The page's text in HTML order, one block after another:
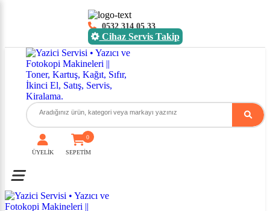
0532 314 05 33
Cihaz Servis Takip
ÜYELİK SEPETİM
0
Toggle mobile menu